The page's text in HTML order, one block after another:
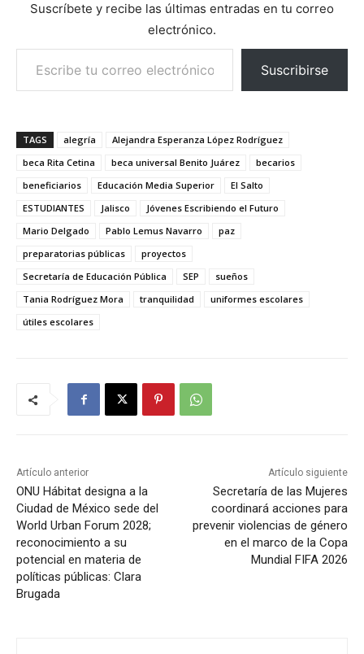
Suscríbete y recibe las últimas entradas en tu correo
electrónico.
Escribe tu correo electrónico…
Suscribirse
TAGS alegría
Alejandra Esperanza López Rodríguez
beca Rita Cetina
beca universal Benito Juárez
becarios
beneficiarios
Educación Media Superior
El Salto
ESTUDIANTES
Jalisco
Jóvenes Escribiendo el Futuro
Mario Delgado
Pablo Lemus Navarro
paz
preparatorias públicas
proyectos
Secretaría de Educación Pública
SEP
sueños
Tania Rodríguez Mora
tranquilidad
uniformes escolares
útiles escolares
Artículo anterior
ONU Hábitat designa a la
Ciudad de México sede del
World Urban Forum 2028;
reconocimiento a su
potencial en materia de
políticas públicas: Clara
Brugada
Artículo siguiente
Secretaría de las Mujeres
coordinará acciones para
prevenir violencias de género
en el marco de la Copa
Mundial FIFA 2026